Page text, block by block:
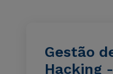
Gestão
Hacking